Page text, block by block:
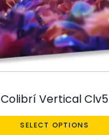
Colibrí Vertical Clv5
SELECT OPTIONS